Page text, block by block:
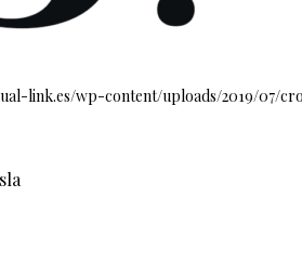
link.es/wp-content/uploads/2019/07/